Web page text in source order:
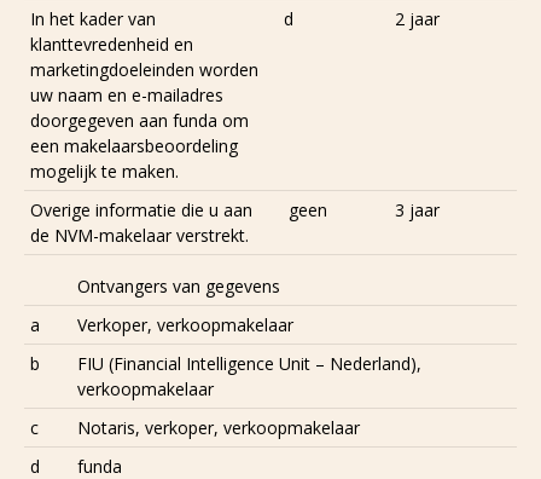
In het kader van
klanttevredenheid en
marketingdoeleinden worden
uw naam en e-mailadres
doorgegeven aan funda om
een makelaarsbeoordeling
mogelijk te maken.
d 2 jaar
Overige informatie die u aan
de NVM-makelaar verstrekt.
geen 3 jaar
Ontvangers van gegevens
a
Verkoper, verkoopmakelaar
b
FIU (Financial Intelligence Unit – Nederland),
verkoopmakelaar
c
Notaris, verkoper, verkoopmakelaar
d
funda